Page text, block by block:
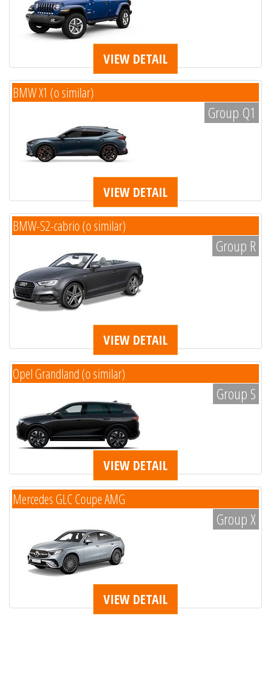
VIEW DETAIL
BMW X1 (o similar)
Group Q1
VIEW DETAIL
BMW-S2-cabrio (o similar)
Group R
VIEW DETAIL
Opel Grandland (o similar)
Group S
VIEW DETAIL
Mercedes GLC Coupe AMG
Group X
VIEW DETAIL